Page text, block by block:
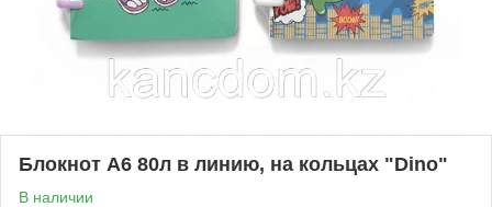
Блокнот A6 80л в линию, на кольцах "Dino"
В наличии